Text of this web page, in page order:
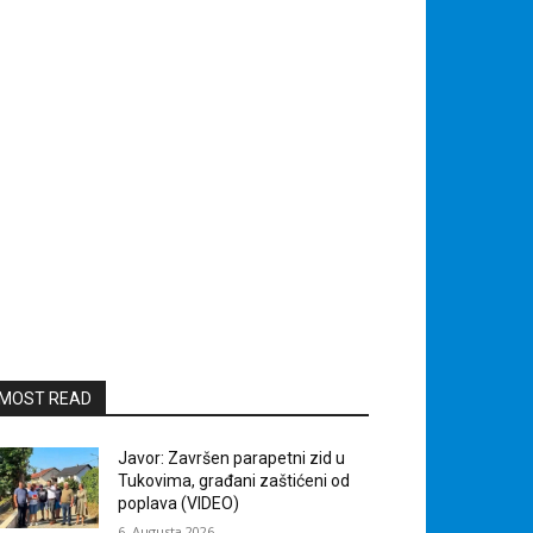
READ
Javor: Završen parapetni zid u
Tukovima, građani zaštićeni od
poplava (VIDEO)